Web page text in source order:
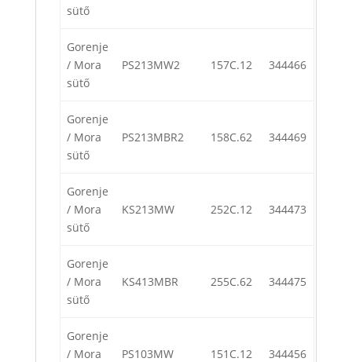
sütő
Gorenje
/ Mora
sütő
PS213MW2 157C.12 344466
Gorenje
/ Mora
sütő
PS213MBR2 158C.62 344469
Gorenje
/ Mora
sütő
KS213MW 252C.12 344473
Gorenje
/ Mora
sütő
KS413MBR 255C.62 344475
Gorenje
/ Mora
PS103MW 151C.12 344456